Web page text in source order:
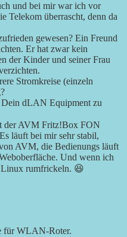
und bei mir war ich vor
Telekom überrascht, denn da
gewesen? Ein Freund
Er hat zwar kein
der Kinder und seiner Frau
Stromkreise (einzeln
dLAN Equipment zu
der AVM Fritz!Box FON
läuft bei mir sehr stabil,
AVM, die Bedienungs läuft
Und wenn ich
rumfrickeln. 😆
für WLAN-Roter.